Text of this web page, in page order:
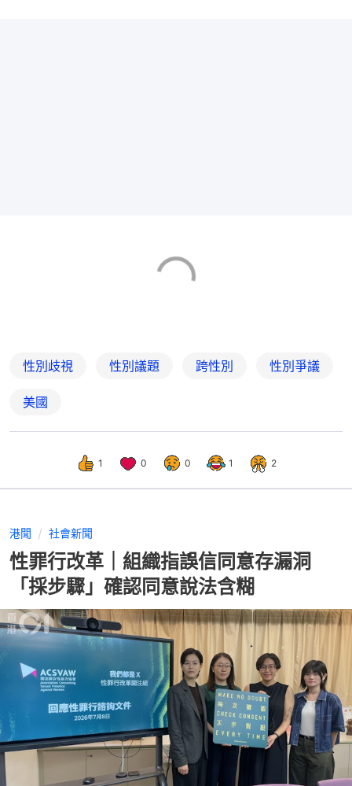
性別歧視 性別議題 跨性別 性別爭議
美國
1 0 0 1 2
港聞 社會新聞
性罪行改革｜組織指誤信同意存漏洞
「採步驟」確認同意說法含糊